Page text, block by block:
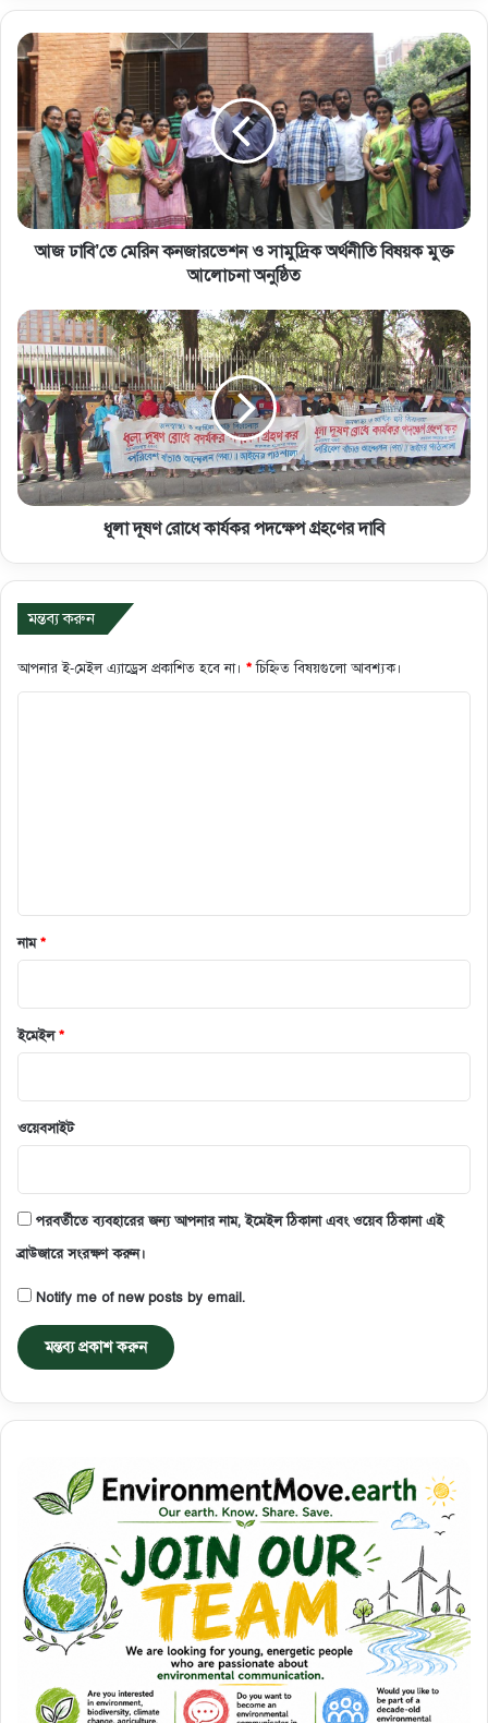
আজ ঢাবি’তে মেরিন কনজারভেশন ও সামুদ্রিক অর্থনীতি বিষয়ক মুক্ত
আলোচনা অনুষ্ঠিত
ধূলা দূষণ রোধে কার্যকর পদক্ষেপ গ্রহণের দাবি
মন্তব্য করুন
আপনার ই-মেইল এ্যাড্রেস প্রকাশিত হবে না। *চিহ্নিত বিষয়গুলো আবশ্যক।
নাম*
ইমেইল*
ওয়েবসাইট
পরবর্তীতে ব্যবহারের জন্য আপনার নাম, ইমেইল ঠিকানা এবং ওয়েব ঠিকানা এই
ব্রাউজারে সংরক্ষণ করুন।
Notify me of new posts by email.